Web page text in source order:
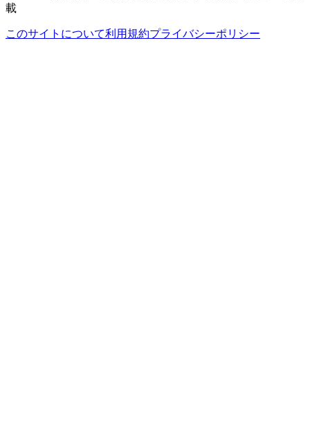
載
このサイトについて利用規約プライバシーポリシー